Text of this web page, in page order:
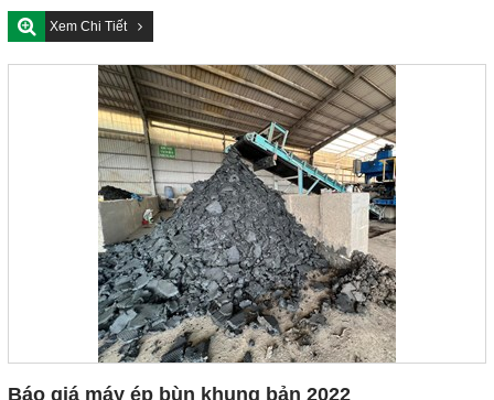
Xem Chi Tiết
Báo giá máy ép bùn khung bản 2022